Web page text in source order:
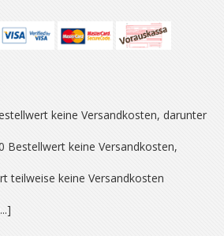
keine Versandkosten, darunter
Bestellwert keine Versandkosten,
teilweise keine Versandkosten